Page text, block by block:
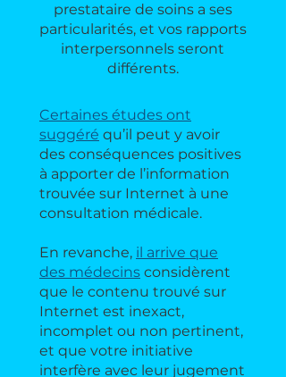
prestataire de soins a ses
particularités, et vos rapports
interpersonnels seront
différents.
Certaines études ont
suggéré qu’il peut y avoir
des conséquences positives
à apporter de l’information
trouvée sur Internet à une
consultation médicale.
En revanche, il arrive que
des médecins considèrent
que le contenu trouvé sur
Internet est inexact,
incomplet ou non pertinent,
et que votre initiative
interfère avec leur jugement